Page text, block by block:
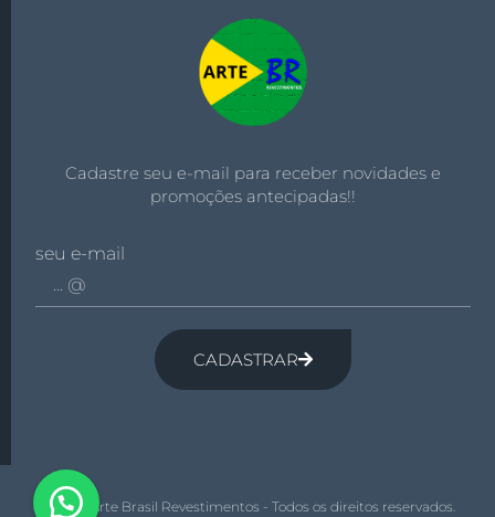
Cadastre seu e-mail para receber novidades e
promoções antecipadas!!
seu e-mail
CADASTRAR
© 2026 Arte Brasil Revestimentos - Todos os direitos reservados.